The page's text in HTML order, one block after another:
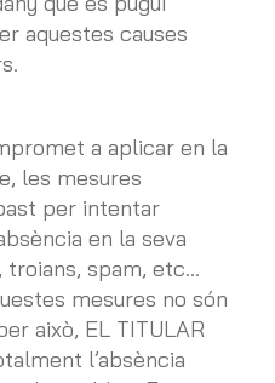
aquestes causes
a aplicar en la
les mesures
per intentar
en la seva
troians, spam, etc…
mesures no són
això, EL TITULAR
l’absència